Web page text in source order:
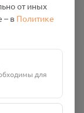
«Смоленский
р-н
18
БАНК"
от иных
– в Политике
для